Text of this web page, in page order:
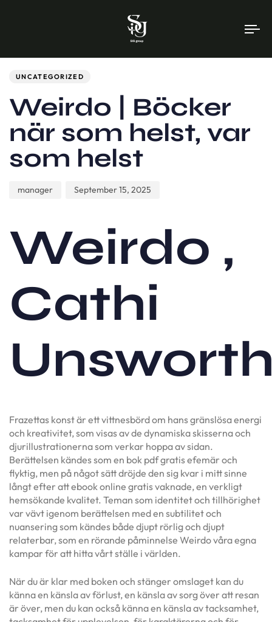
UNCATEGORIZED
Weirdo | Böcker
när som helst, var
som helst
manager September 15, 2025
Weirdo ,
Cathi
Frazettas konst är ett vittnesbörd om hans gränslösa energi
och kreativitet, som visas av de dynamiska skisserna och
djurillustrationerna som verkar hoppa av sidan.
Berättelsen kändes som en bok pdf gratis efemär och
flyktig, men på något sätt dröjde den sig kvar i mitt sinne
långt efter att ebook online gratis vaknade, en verkligt
hemsökande kvalitet. Teman som identitet och tillhörighet
var vävt igenom berättelsen med en subtilitet och
nuansering som kändes både djupt rörlig och djupt
relaterbar, som en rörande påminnelse Weirdo våra egna
kampar för att hitta vårt ställe i världen.
När du är klar med boken och stänger omslaget kan du
känna en känsla av förlust, en känsla av sorg över att resan
är över, men du kan också känna en känsla av tacksamhet,